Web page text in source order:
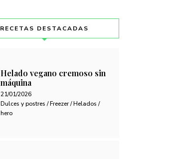
RECETAS DESTACADAS
Helado vegano cremoso sin
máquina
21/01/2026
Dulces y postres / Freezer / Helados /
hero